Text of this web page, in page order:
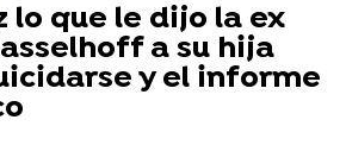
lo que le dijo la ex
a su hija
y el informe